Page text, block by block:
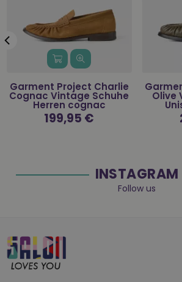
Garment Project Charlie
Cognac Vintage Schuhe
Herren cognac
Normaler
Preis
199,95 €
Olive
INSTAGRAM
Follow us